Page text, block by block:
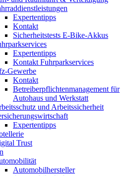
Expertentipps
Kontakt
Sicherheitstests E-Bike-Akkus
Expertentipps
Kontakt Fuhrparkservices
Gewerbe
Kontakt
Betreiberpflichtenmanagement für
Autohaus und Werkstatt
und Arbeitssicherheit
Expertentipps
Trust
Automobilhersteller